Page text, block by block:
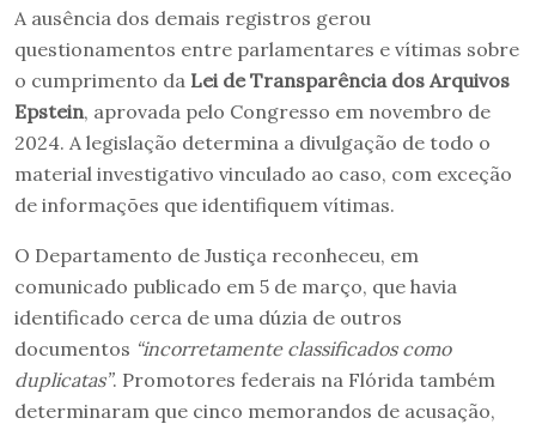
A ausência dos demais registros gerou
questionamentos entre parlamentares e vítimas sobre
o cumprimento da Lei de Transparência dos Arquivos
Epstein, aprovada pelo Congresso em novembro de
2024. A legislação determina a divulgação de todo o
material investigativo vinculado ao caso, com exceção
de informações que identifiquem vítimas.
O Departamento de Justiça reconheceu, em
comunicado publicado em 5 de março, que havia
identificado cerca de uma dúzia de outros
documentos “incorretamente classificados como
duplicatas”. Promotores federais na Flórida também
determinaram que cinco memorandos de acusação,